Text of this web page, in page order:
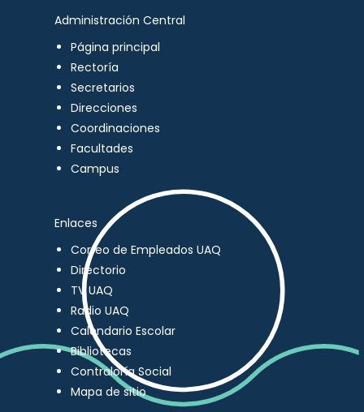
Administración Central
Página principal
Rectoría
Secretarios
Direcciones
Coordinaciones
Facultades
Campus
Enlaces
Correo de Empleados UAQ
Directorio
TV UAQ
Radio UAQ
Calendario Escolar
Bibliotecas
Contraloría Social
Mapa de sitio